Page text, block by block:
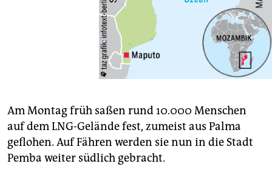
Am Montag früh saßen rund 10.000 Menschen
auf dem LNG-Gelände fest, zumeist aus Palma
geflohen. Auf Fähren werden sie nun in die Stadt
Pemba weiter südlich gebracht.